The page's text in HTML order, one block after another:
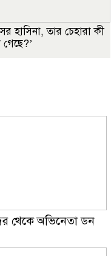
হাসিনা, তার চেহারা কী
গেছে?’
থেকে অভিনেতা ডন